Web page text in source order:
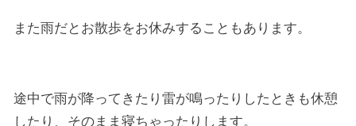
また雨だとお散歩をお休みすることもあります。
途中で雨が降ってきたり雷が鳴ったりしたときも休憩
したり、そのまま寝ちゃったりします。